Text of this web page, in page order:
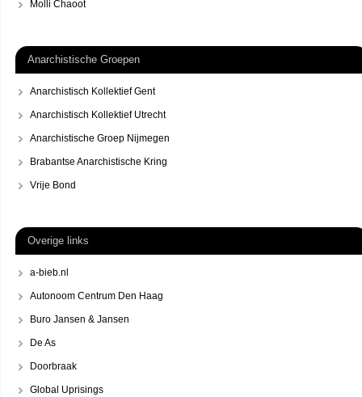
Molli Chaoot
Anarchistische Groepen
Anarchistisch Kollektief Gent
Anarchistisch Kollektief Utrecht
Anarchistische Groep Nijmegen
Brabantse Anarchistische Kring
Vrije Bond
Overige links
a-bieb.nl
Autonoom Centrum Den Haag
Buro Jansen & Jansen
De As
Doorbraak
Global Uprisings